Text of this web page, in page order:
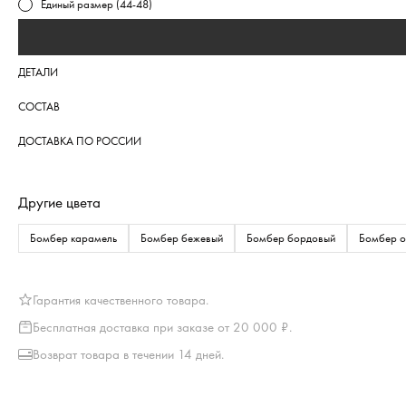
Единый размер (44-48)
ДЕТАЛИ
СОСТАВ
ДОСТАВКА ПО РОССИИ
Другие цвета
Бомбер карамель Бомбер бежевый Бомбер бордовый Бомбер
Гарантия качественного товара.
Бесплатная доставка при заказе от 20 000 ₽.
Возврат товара в течении 14 дней.